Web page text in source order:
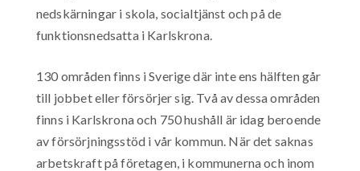
nedskärningar i skola, socialtjänst och på de
funktionsnedsatta i Karlskrona.
130 områden finns i Sverige där inte ens hälften går
till jobbet eller försörjer sig. Två av dessa områden
finns i Karlskrona och 750 hushåll är idag beroende
av försörjningsstöd i vår kommun. När det saknas
arbetskraft på företagen, i kommunerna och inom